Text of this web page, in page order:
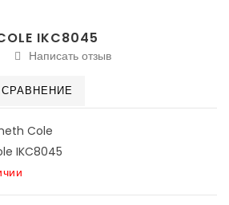
IKC8045
Написать отзыв
СРАВНЕНИЕ
Cole
IKC8045